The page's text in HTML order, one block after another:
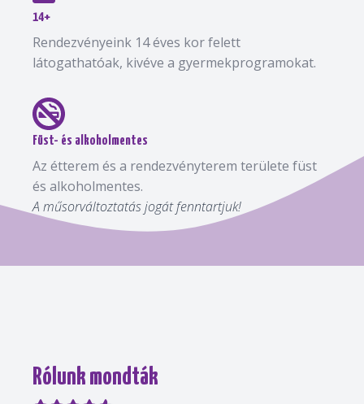
14+
Rendezvényeink 14 éves kor felett
látogathatóak, kivéve a gyermekprogramokat.
Füst- és alkoholmentes
Az étterem és a rendezvényterem területe füst
és alkoholmentes.
A műsorváltoztatás jogát fenntartjuk!
Rólunk mondták